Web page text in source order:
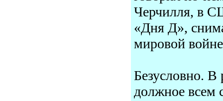
Черчилля, в
«Дня Д»,
мировой
Безусловно.
должное